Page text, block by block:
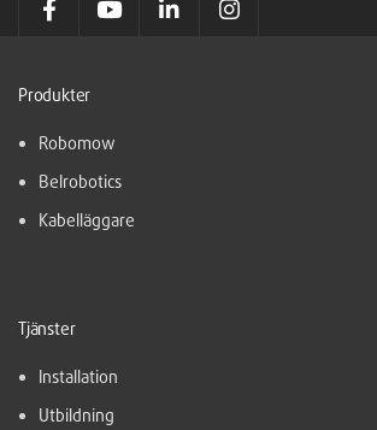
Produkter
Robomow
Belrobotics
Kabelläggare
Tjänster
Installation
Utbildning